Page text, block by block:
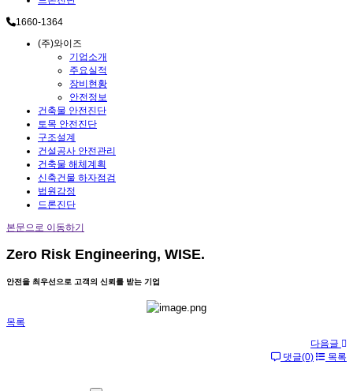
1660-1364
(주)와이즈
기업소개
주요실적
장비현황
안전정보
건축물 안전진단
토목 안전진단
구조설계
건설공사 안전관리
건축물 해체계획
신축건물 하자점검
법원감정
드론진단
본문으로 이동하기
Zero Risk Engineering, WISE.
안전을 최우선으로 고객의 신뢰를 받는 기업
목록
다음글
댓글(0)
목록